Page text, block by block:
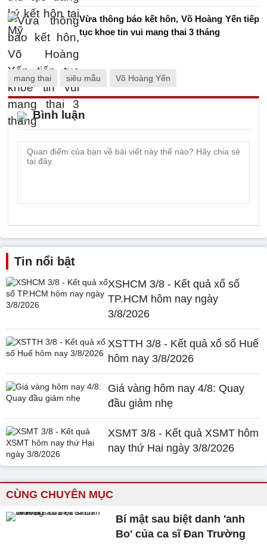
Vừa thông báo kết hôn, Võ Hoàng Yến tiếp
tục khoe tin vui mang thai 3 tháng
mang thai siêu mẫu Võ Hoàng Yến
Bình luận
Tin nổi bật
XSHCM 3/8 - Kết quả xổ số
TP.HCM hôm nay ngày
3/8/2026
XSTTH 3/8 - Kết quả xổ số Huế
hôm nay 3/8/2026
Giá vàng hôm nay 4/8: Quay
đầu giảm nhẹ
XSMT 3/8 - Kết quả XSMT hôm
nay thứ Hai ngày 3/8/2026
CÙNG CHUYÊN MỤC
Bí mật sau biệt danh 'anh
Bo' của ca sĩ Đan Trường